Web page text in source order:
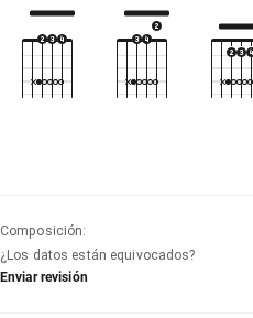
Composición:
¿Los datos están equivocados?
Enviar revisión